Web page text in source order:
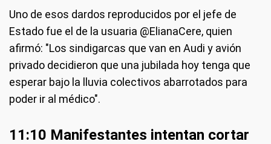
Uno de esos dardos reproducidos por el jefe de
Estado fue el de la usuaria @ElianaCere, quien
afirmó: "Los sindigarcas que van en Audi y avión
privado decidieron que una jubilada hoy tenga que
esperar bajo la lluvia colectivos abarrotados para
poder ir al médico".
11:10 Manifestantes intentan cortar